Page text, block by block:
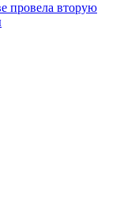
провела вторую